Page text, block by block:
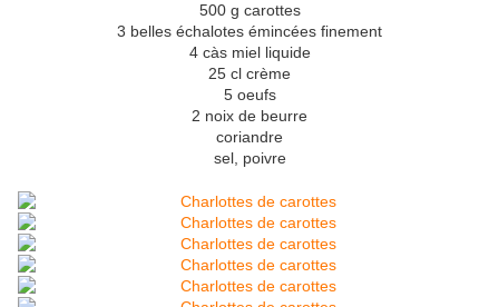
500 g carottes
3 belles échalotes émincées finement
4 càs miel liquide
25 cl crème
5 oeufs
2 noix de beurre
coriandre
sel, poivre